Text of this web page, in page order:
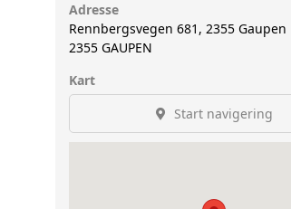
Adresse
Rennbergsvegen 681, 2355 Gaupen
2355 GAUPEN
Kart
Start navigering